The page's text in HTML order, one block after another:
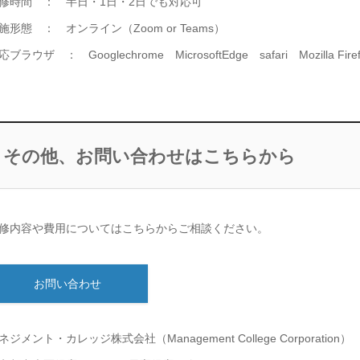
形態 ： オンライン（Zoom or Teams）
ブラウザ ： Googlechrome MicrosoftEdge safari Mozilla
その他、 お問い合わせはこちらから
内容や費用についてはこちらからご相談ください。
お問い合わせ
ジメント・カレッジ株式会社（Management College Corporation）